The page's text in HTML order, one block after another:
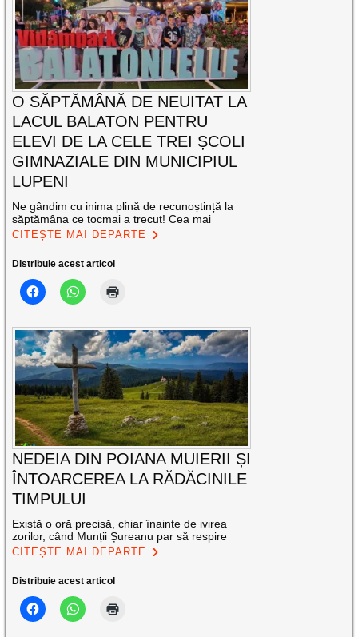
O SĂPTĂMÂNĂ DE NEUITAT LA
LACUL BALATON PENTRU
ELEVI DE LA CELE TREI ȘCOLI
GIMNAZIALE DIN MUNICIPIUL
LUPENI
Ne gândim cu inima plină de recunoștință la
săptămâna ce tocmai a trecut! Cea mai
CITEȘTE MAI DEPARTE
Distribuie acest articol
NEDEIA DIN POIANA MUIERII ȘI
ÎNTOARCEREA LA RĂDĂCINILE
TIMPULUI
Există o oră precisă, chiar înainte de ivirea
zorilor, când Munții Șureanu par să respire
CITEȘTE MAI DEPARTE
Distribuie acest articol